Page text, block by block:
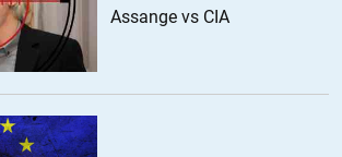
la volonté de nommer une personne
le projet d’une fusion de tout l’audiovisuel
mais qui se précise.
Assange vs CIA